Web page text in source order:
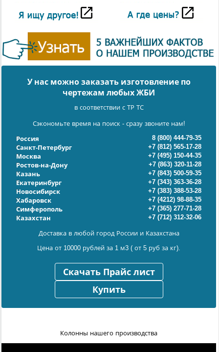
У нас можно заказать изготовление по
чертежам любых ЖБИ
в соответствии с ТР ТС
Сэкономьте время на поиск - сразу звоните нам!
Россия
8 (800) 444-79-35
Санкт-Петербург
+7 (812) 565-17-28
Москва
+7 (495) 150-44-35
Ростов-на-Дону
+7 (863) 320-11-28
Казань
+7 (843) 500-59-35
Екатеринбург
+7 (343) 363-36-28
Новосибирск
+7 (383) 388-53-28
Хабаровск
+7 (4212) 98-88-35
Симферополь
+7 (365) 277-71-28
Казахстан
+7 (712) 312-32-06
Доставка в любой город России и Казахстана
Цена от 10000 рублей за 1 м3 ( от 5 руб за кг).
Скачать Прайс лист
Купить
Колонны нашего производства